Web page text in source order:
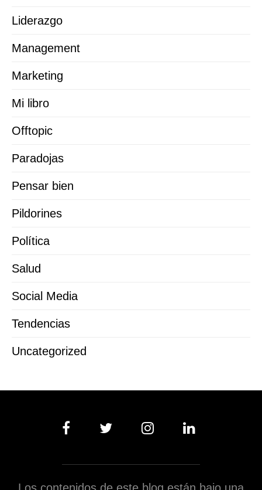
Liderazgo
Management
Marketing
Mi libro
Offtopic
Paradojas
Pensar bien
Pildorines
Política
Salud
Social Media
Tendencias
Uncategorized
Los contenidos de este blog están bajo una